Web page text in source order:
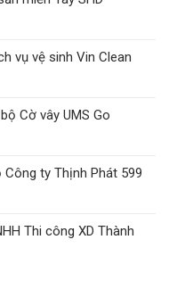
vụ vệ sinh Vin Clean
Cờ vây UMS Go
ty Thịnh Phát 599
Thi công XD Thành